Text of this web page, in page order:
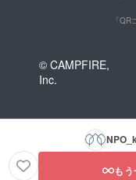
「
© CAMPFIRE,
Inc.
も